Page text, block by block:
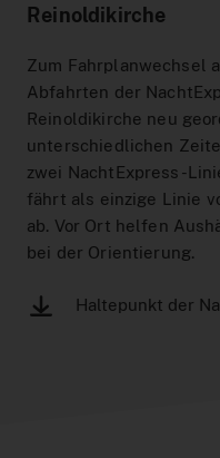
Reinoldikirche
Zum Fahrplanwechsel
Abfahrten der
Reinoldikirche neu
unterschiedlichen
zwei NachtExpress-
fährt als einzige Linie
ab. Vor Ort helfen
bei der Orientierung.
Haltepunkt der